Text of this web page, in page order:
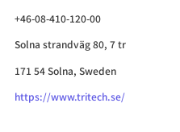
+46-08-410-120-00
Solna strandväg 80, 7 tr
171 54 Solna, Sweden
https://www.tritech.se/